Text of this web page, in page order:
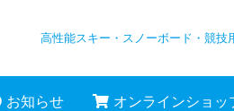
高性能スキー・スノーボード ・競技
お知らせ オンラインショッ